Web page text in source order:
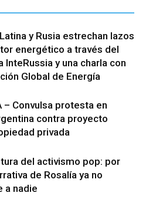
y Rusia estrechan lazos
energético a través del
InteRussia y una charla con
Global de Energía
– Convulsa protesta en
contra proyecto
privada
del activismo pop: por
de Rosalía ya no
a nadie